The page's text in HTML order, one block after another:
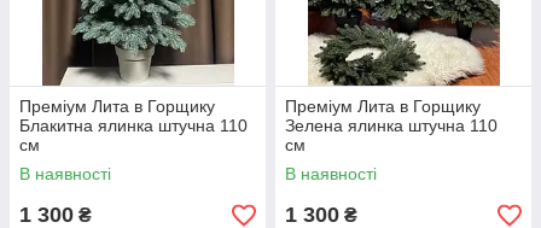
Преміум Лита в Горщику
Блакитна ялинка штучна 110
см
В наявності
1 300 ₴
Преміум Лита в Горщику
Зелена ялинка штучна 110
см
В наявності
1 300 ₴